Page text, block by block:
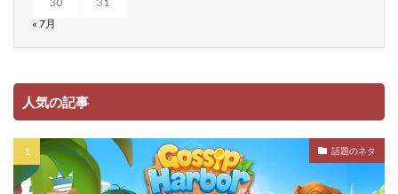
« 7月
人気の記事
話題のネタ